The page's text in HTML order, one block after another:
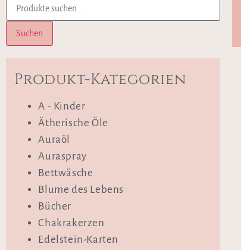
Suchen
Produkt-Kategorien
A - Kinder
Ätherische Öle
Auraöl
Auraspray
Bettwäsche
Blume des Lebens
Bücher
Chakrakerzen
Edelstein-Karten